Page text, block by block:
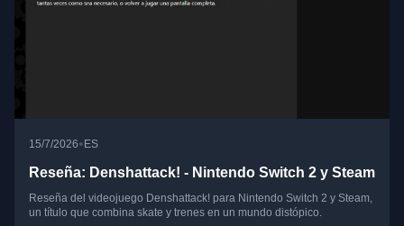
15/7/2026•ES
Reseña: Denshattack! - Nintendo Switch 2 y Steam
Reseña del videojuego Denshattack! para Nintendo Switch 2 y Steam,
un título que combina skate y trenes en un mundo distópico.